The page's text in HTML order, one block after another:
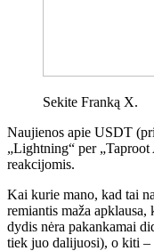
Sekite Franką X.
Naujienos apie USDT
„Lightning“ per
reakcijomis.
Kai kurie mano, kad tai
remiantis maža
dydis nėra pakankamai
tiek juo dalijuosi), o kiti –